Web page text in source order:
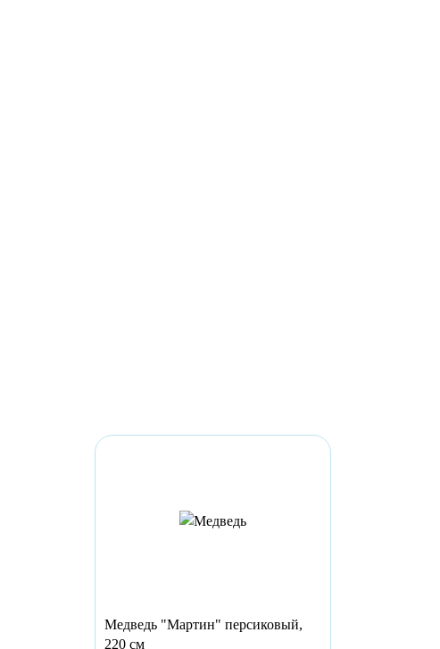
Медведь "Мартин" персиковый,
220 см